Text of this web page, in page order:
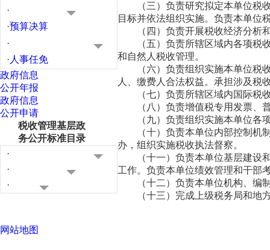
·
·预算决算
·
· 人事任免
政府信息
公开年报
政府信息
公开申请
税收管理基层政
务公开标准目录
·
·
·
（三）负责研究拟定本单位
目标并依法组织实施。负责本单位
（四）负责开展税收经济分
（五）负责所辖区域内各项
和自然人税收管理。
（六）负责组织实施本单位
人、缴费人合法权益。承担涉及税
（七）负责所辖区域内国际
（八）负责增值税专用发票
（九）负责组织实施本单位
（十）负责本单位内部控制
办，组织实施税收执法督察。
（十一）负责本单位基层建
工作。负责本单位绩效管理和干部
（十二）负责本单位机构、编
（十三）完成上级税务局和地
网站地图